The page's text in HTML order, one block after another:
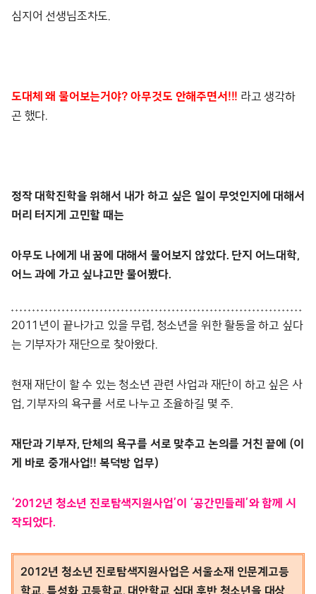
심지어 선생님조차도.
도대체 왜 물어보는거야? 아무것도 안해주면서!!! 라고 생각하
곤 했다.
정작 대학진학을 위해서 내가 하고 싶은 일이 무엇인지에 대해서
머리 터지게 고민할 때는
아무도 나에게 내 꿈에 대해서 물어보지 않았다. 단지 어느대학,
어느 과에 가고 싶냐고만 물어봤다.
2011년이 끝나가고 있을 무렵, 청소년을 위한 활동을 하고 싶다
는 기부자가 재단으로 찾아왔다.
현재 재단이 할 수 있는 청소년 관련 사업과 재단이 하고 싶은 사
업, 기부자의 욕구를 서로 나누고 조율하길 몇 주.
재단과 기부자, 단체의 욕구를 서로 맞추고 논의를 거친 끝에 (이
게 바로 중개사업!! 복덕방 업무)
‘2012년 청소년 진로탐색지원사업’이 ‘공간민들레’와 함께 시
작되었다.
2012년 청소년 진로탐색지원사업은 서울소재 인문계고등
학교, 특성화 고등학교, 대안학교 십대 후반 청소년을 대상